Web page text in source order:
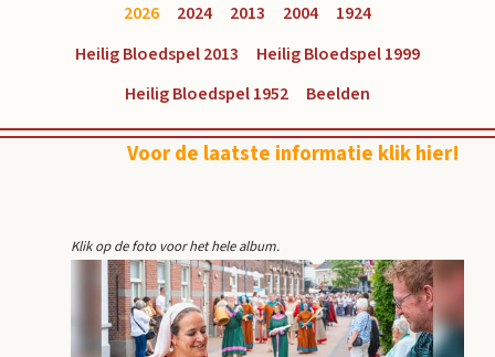
2026 2024 2013 2004
1924
Heilig Bloedspel 2013
Heilig Bloedspel 1999
Heilig Bloedspel 1952
Beelden
Voor de laatste informatie klik hier!
Klik op de foto voor het hele album.